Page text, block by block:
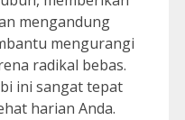
mengandung
mengurangi
radikal bebas.
ini sangat tepat
harian Anda.